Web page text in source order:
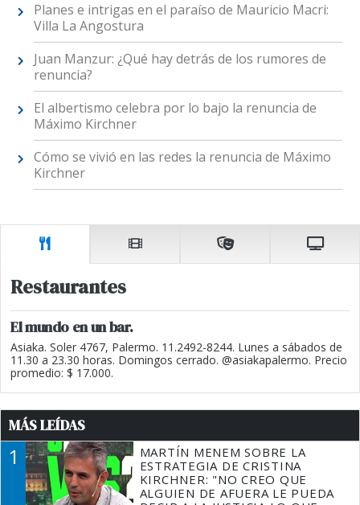
Planes e intrigas en el paraíso de Mauricio Macri:
Villa La Angostura
Juan Manzur: ¿Qué hay detrás de los rumores de
renuncia?
El albertismo celebra por lo bajo la renuncia de
Máximo Kirchner
Cómo se vivió en las redes la renuncia de Máximo
Kirchner
Restaurantes
El mundo en un bar.
Asiaka. Soler 4767, Palermo. 11.2492-8244. Lunes a sábados de
11.30 a 23.30 horas. Domingos cerrado. @asiakapalermo. Precio
promedio: $ 17.000.
MÁS LEÍDAS
1
MARTÍN MENEM SOBRE LA
ESTRATEGIA DE CRISTINA
KIRCHNER: "NO CREO QUE
ALGUIEN DE AFUERA LE PUEDA